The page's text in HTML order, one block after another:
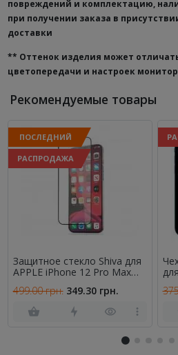
повреждений и комплектацию,
при получении заказа в
доставки
** Оттенок изделия может
цветопередачи и настроек
Рекомендуемые товары
ПОСЛЕДНИЙ
РАСПРОДАЖА
Защитное стекло Shiva для
APPLE iPhone 12 Pro Max
499.00 грн. 349.30 грн.